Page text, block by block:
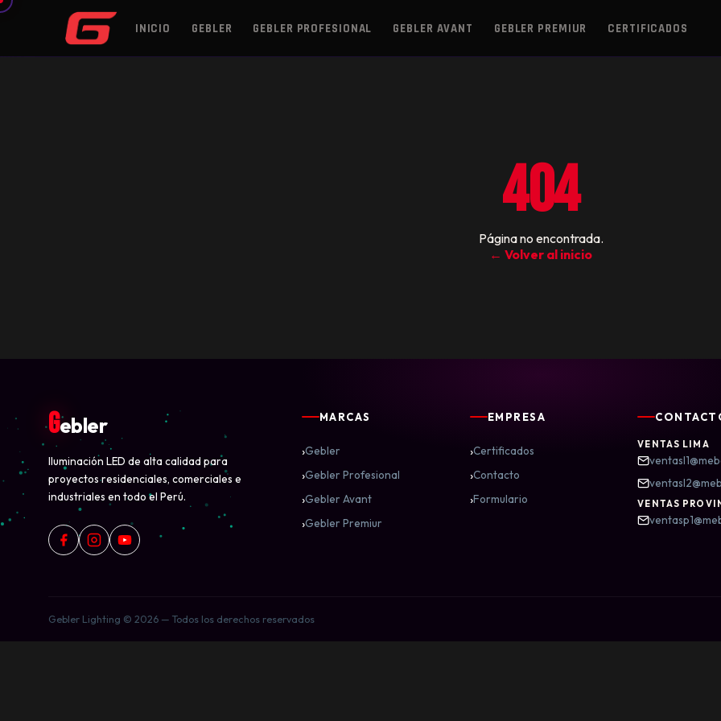
INICIO GEBLER GEBLER PROFESIONAL GEBLER AVANT GEBLER PREMIUR CERTIFICADOS
404
Página no encontrada.
← Volver al inicio
Gebler
Iluminación LED de alta calidad para
proyectos residenciales, comerciales e
industriales en todo el Perú.
MARCAS
›Gebler
›Gebler Profesional
›Gebler Avant
›Gebler Premiur
EMPRESA
›Certificados
›Contacto
›Formulario
VENTAS LIMA
VENTAS
Gebler Lighting © 2026 — Todos los derechos reservados